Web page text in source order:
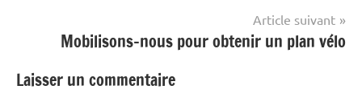
Article suivant
Mobilisons-nous pour obtenir un plan vélo
Laisser un commentaire